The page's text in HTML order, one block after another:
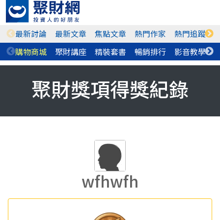
最新討論 最新文章 焦點文章 熱門作家 熱門追蹤
購物商城 聚財講座 精裝套書 暢銷排行 影音教學
聚財獎項得獎紀錄
wfhwfh